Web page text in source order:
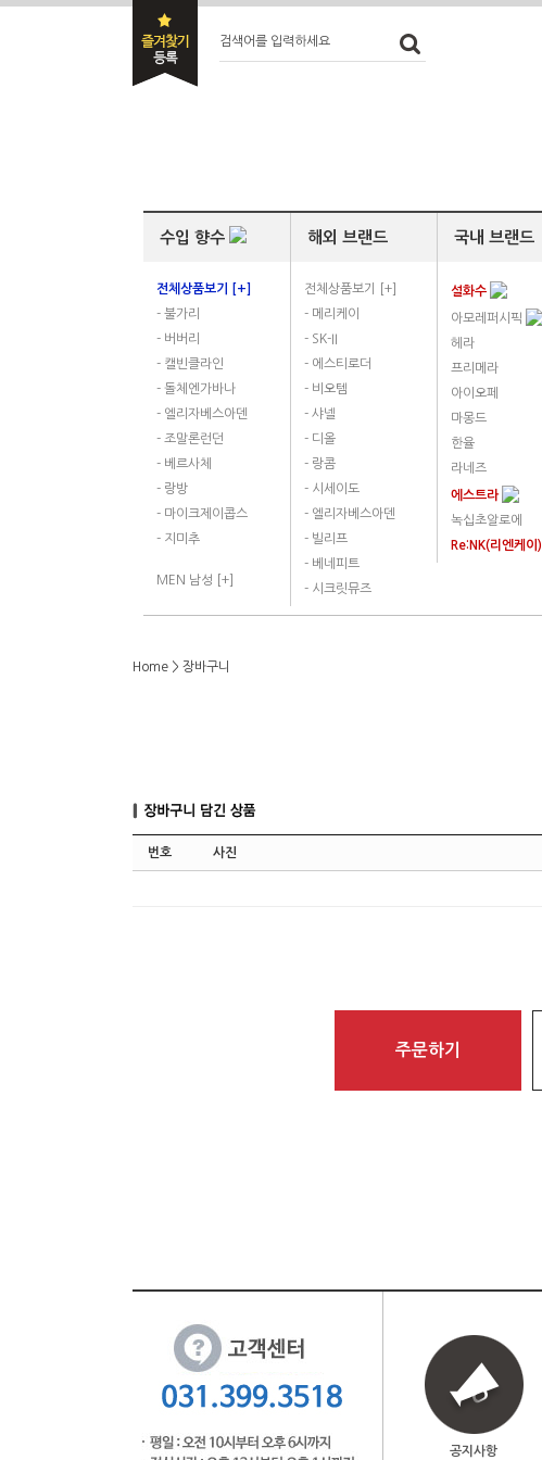
검색어를 입력하세요
수입 향수
전체상품보기 [+]
- 불가리
- 버버리
- 캘빈클라인
- 돌체엔가바나
- 엘리자베스아덴
- 조말론런던
- 베르사체
- 랑방
- 마이크제이콥스
- 지미추
MEN 남성 [+]
해외 브랜드
전체상품보기 [+]
- 메리케이
- SK-II
- 에스티로더
- 비오템
- 샤넬
- 디올
- 랑콤
- 시세이도
- 엘리자베스아덴
- 빌리프
- 베네피트
- 시크릿뮤즈
국내 브랜드
설화수
아모레퍼시픽
헤라
프리메라
아이오페
마몽드
한율
라네즈
에스트라
녹십초알로에
Re:NK(리엔케이)
Home > 장바구니
번호 사진
주문하기
공지사항